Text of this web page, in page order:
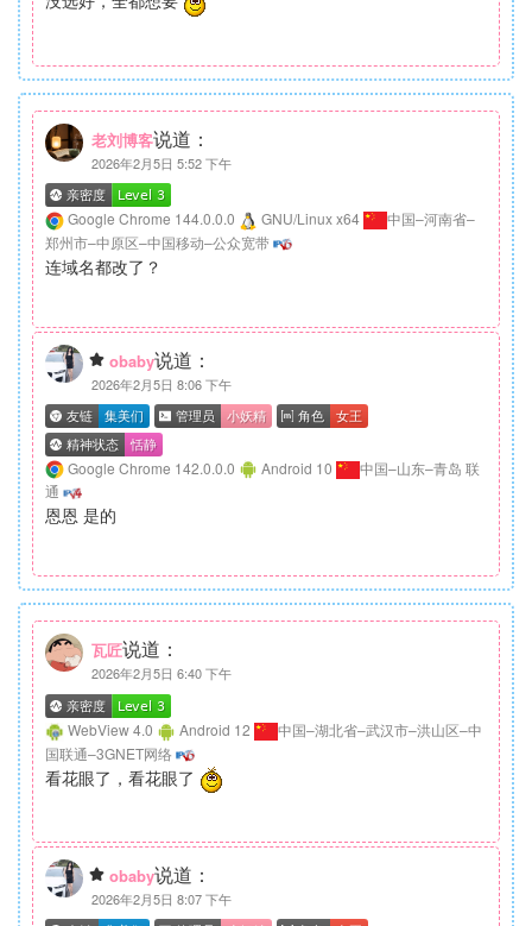
老刘博客说道：
2026年2月5日 5:52 下午
Google Chrome 144.0.0.0 GNU/Linux x64
中国–河南省–
郑州市–中原区–中国移动–公众宽带
连域名都改了？
obaby说道：
2026年2月5日 8:06 下午
Google Chrome 142.0.0.0 Android 10
中国–山东–青岛 联
通
恩恩 是的
瓦匠说道：
2026年2月5日 6:40 下午
WebView 4.0 Android 12
中国–湖北省–武汉市–洪山区–中
国联通–3GNET网络
看花眼了，看花眼了
obaby说道：
2026年2月5日 8:07 下午